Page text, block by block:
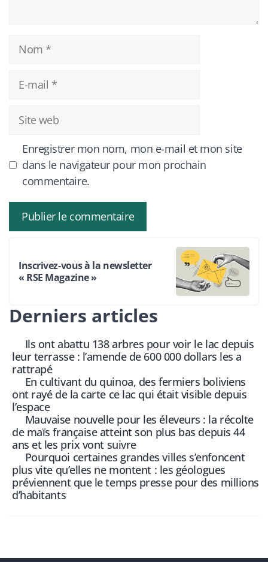
mail
Site
web
Enregistrer mon nom, mon e-mail et mon site
dans le navigateur pour mon prochain
commentaire.
Inscrivez-vous à la newsletter
« RSE Magazine »
Derniers articles
Ils ont abattu 138 arbres pour voir le lac depuis
leur terrasse : l’amende de 600 000 dollars les a
rattrapé
En cultivant du quinoa, des fermiers boliviens
ont rayé de la carte ce lac qui était visible depuis
l’espace
Mauvaise nouvelle pour les éleveurs : la récolte
de maïs française atteint son plus bas depuis 44
ans et les prix vont suivre
Pourquoi certaines grandes villes s’enfoncent
plus vite qu’elles ne montent : les géologues
préviennent que le temps presse pour des millions
d’habitants